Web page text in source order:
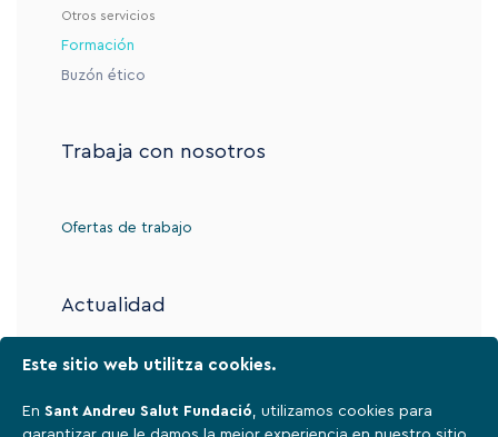
Este sitio web utilitza cookies.
En Sant Andreu Salut Fundació, utilizamos cookies para
Otros servicios
Formación
Buzón ético
Trabaja con nosotros
Ofertas de trabajo
Actualidad